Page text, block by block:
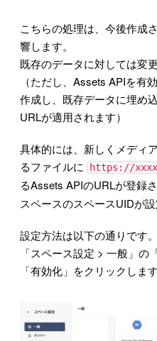
こちらの処理は、今後作成
響します。
既存のデータに対しては変
（ただし、Assets APIを有
作成し、既存データに埋め
URLが適用されます）
具体的には、新しくメディ
るファイルに
https://
るAssets APIのURLが登録
スペースのスペースUIDが設
設定方法は以下の通りです。
「スペース設定 > 一般」
「有効化」をクリックします